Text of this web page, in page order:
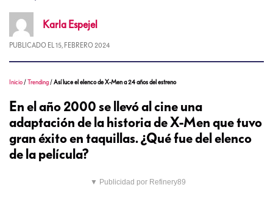
Karla Espejel
PUBLICADO EL 15, FEBRERO 2024
Inicio /Trending /Así luce el elenco de X-Men a 24 años del estreno
En el año 2000 se llevó al cine una
adaptación de la historia de X-Men que tuvo
gran éxito en taquillas. ¿Qué fue del elenco
de la película?
▼ Publicidad por Refinery89